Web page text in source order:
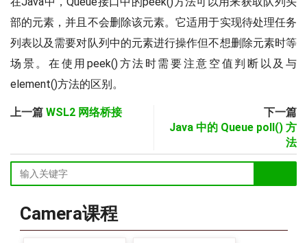
部的元素，并且不会删除该元素。它适用于实现待处理任务
列表以及需要对队列中的元素进行操作但不想删除元素时等
场景。在使用peek()方法时需要注意空值判断以及与
element()方法的区别。
上一篇 WSL2 网络桥接
下一篇
Java 中的 Queue poll() 方
法
Camera课程